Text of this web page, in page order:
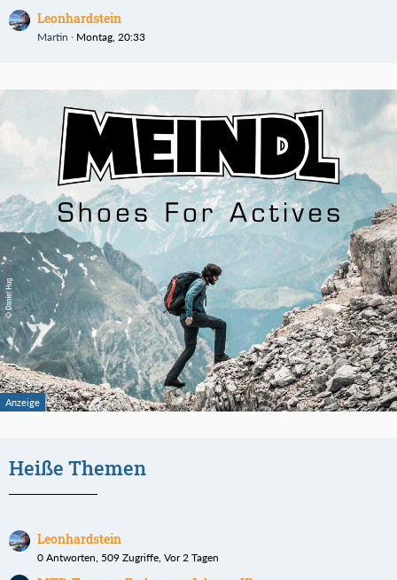
Leonhardstein
Martin Montag, 20:33
Heiße Themen
Leonhardstein
0 Antworten, 509 Zugriffe, Vor 2 Tagen